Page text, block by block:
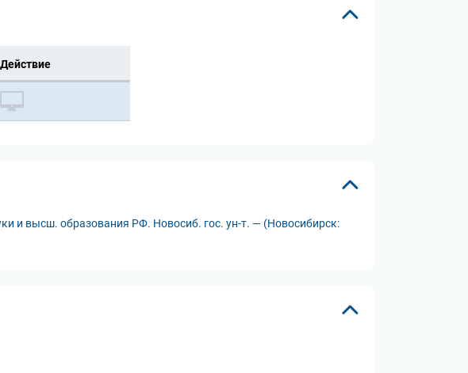
Действие
и высш. образования РФ. Новосиб. гос. ун-т. — (Новосибирск: